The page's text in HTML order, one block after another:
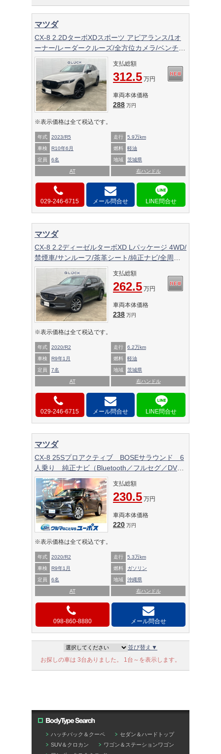
マツダ
CX-8 2.2DターボXDスポーツ アピアランス/1オ
ーナー/レーダークルーズ/全方位カメラ/ベンチレ
ーター/シートヒーター/ステアリングヒーター/パ
ワーバックドア 衝突軽減ブレーキ/本革シー
ト/BOSEサウンドシステム /シートメモリー電
動シート
支払総額
312.5 万円
車両本体価格
288 万円
※表示価格は全て税込です。
年式 2023/R5 走行 5.9万km
車検 R10年6月 燃料 軽油
定員 6名 地域 茨城県
AT 右ハンドル
029-246-6715 メール問合せ
マツダ
CX-8 2.2ディーゼルターボXD Lパッケージ 4WD/
禁煙車/サンルーフ/茶革シート/純正ナビ/全周囲
カメラ/ブラインドスポットモニター/アダプティ
ブクルーズ/ヘッドアップディスプレイ/パワーシ
ート/シートヒーター/
支払総額
262.5 万円
車両本体価格
238 万円
※表示価格は全て税込です。
年式 2020/R2 走行 6.2万km
車検 R9年1月 燃料 軽油
定員 7名 地域 茨城県
AT 右ハンドル
029-246-6715 メール問合せ
マツダ
CX-8 25Sプロアクティブ BOSEサラウンド 6
人乗り 純正ナビ（Bluetooth／フルセグ／DVD
／CD） 全方位モニター HUD BSM ETC
衝突軽減ブレーキ 純正19インチアルミ OP10
年保証対象 パワーシート
支払総額
230.5 万円
車両本体価格
220 万円
※表示価格は全て税込です。
年式 2020/R2 走行 5.3万km
車検 R9年1月 燃料 ガソリン
定員 6名 地域 沖縄県
AT 右ハンドル
098-860-8880 メール問合せ
並び替え▼
お探しの車は 3台ありました。 1台～を表示します。
ハッチバック＆クーペ
セダン＆ハードトップ
SUV＆クロカン
ワゴン＆ステーションワゴン